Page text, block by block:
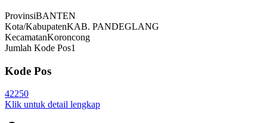
ProvinsiBANTEN
Kota/KabupatenKAB. PANDEGLANG
KecamatanKoroncong
Jumlah Kode Pos1
Kode Pos
42250
Klik untuk detail lengkap